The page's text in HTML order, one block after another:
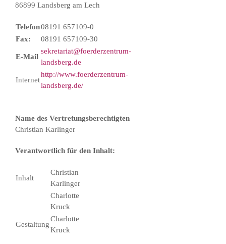
86899 Landsberg am Lech
Telefon08191 657109-0
Fax:
08191 657109-30
E-Mail
sekretariat@foerderzentrum-
landsberg.de
Internet
http://www.foerderzentrum-
landsberg.de/
Name des Vertretungsberechtigten
Christian Karlinger
Verantwortlich für den Inhalt:
Inhalt
Christian
Karlinger
Charlotte
Kruck
Gestaltung
Charlotte
Kruck